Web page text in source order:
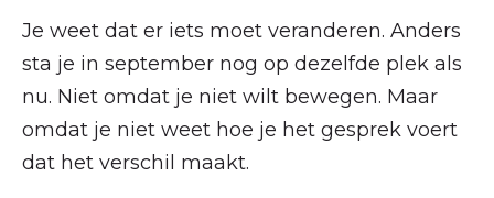
Je weet dat er iets moet veranderen. Anders
sta je in september nog op dezelfde plek als
nu. Niet omdat je niet wilt bewegen. Maar
omdat je niet weet hoe je het gesprek voert
dat het verschil maakt.